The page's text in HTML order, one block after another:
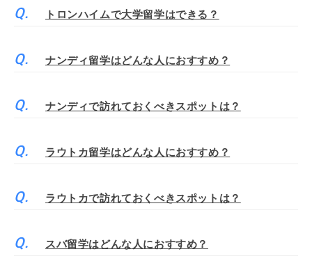
トロンハイムで大学留学はできる？
ナンディ留学はどんな人におすすめ？
ナンディで訪れておくべきスポットは？
ラウトカ留学はどんな人におすすめ？
ラウトカで訪れておくべきスポットは？
スバ留学はどんな人におすすめ？